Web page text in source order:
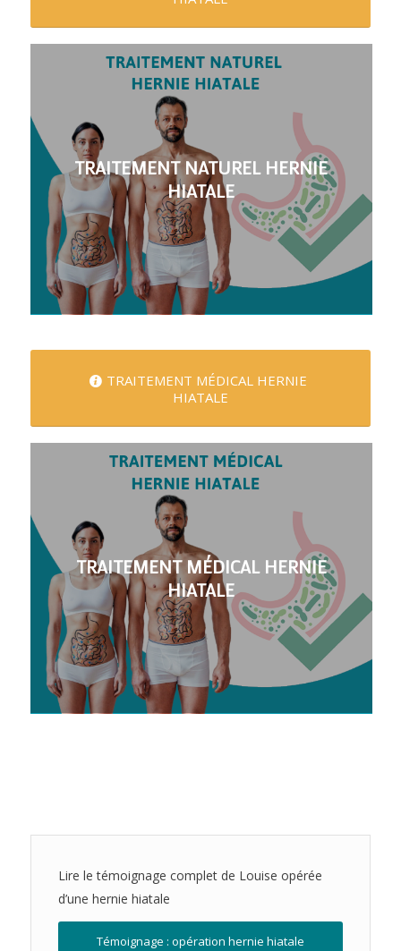
TRAITEMENT NATUREL HERNIE
HIATALE
TRAITEMENT MÉDICAL HERNIE
HIATALE
TRAITEMENT MÉDICAL HERNIE
HIATALE
Lire le témoignage complet de Louise opérée
d’une hernie hiatale
Témoignage : opération hernie hiatale